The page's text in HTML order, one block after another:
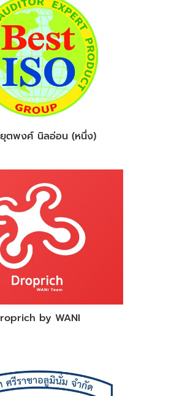
ตพงศ์ นิลอ่อน (หนึ่ง)
by WANI